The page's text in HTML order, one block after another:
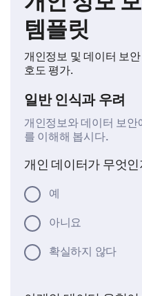
템플릿
개인정보 및 데이터 보
호도 평가.
일반 인식과 우려
개인정보와 데이터 보
를 이해해 봅시다.
개인 데이터가 무엇
예
아니요
확실하지 않다